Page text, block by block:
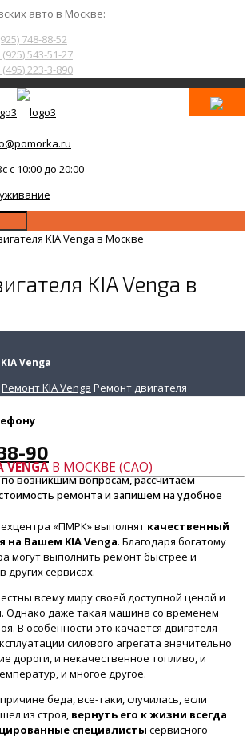
авто в Москве:
748-88-52
(925) 543-51-27
(495) 223-3-890
10:00 до 20:00
KIA Venga в Москве
KIA Venga в
Venga
Ремонт KIA Venga Ремонт двигателя
90
возникшим вопросам, рассчитаем
ремонта и запишем на удобное
В МОСКВЕ (САО)
«ПМРК» выполнят качественный
на Вашем KIA Venga. Благодаря богатому
могут выполнить ремонт быстрее и
других сервисах.
всему миру своей доступной ценой и
Однако даже такая машина со временем
В особенности это качается двигателя
силового агрегата значительно
дороги, и некачественное топливо, и
и многое другое.
беда, все-таки, случилась, если
из строя, вернуть его к жизни всегда
специалисты сервисного